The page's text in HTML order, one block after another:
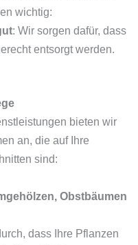
wichtig:
: Wir sorgen dafür, dass
entsorgt werden.
bieten wir
an, die auf Ihre
sind:
Obstbäumen
dass Ihre Pflanzen